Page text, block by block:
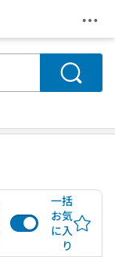
メ
検索
一括
お気
に入
り